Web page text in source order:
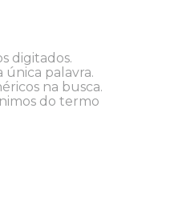
digitados.
palavra.
na busca.
do termo